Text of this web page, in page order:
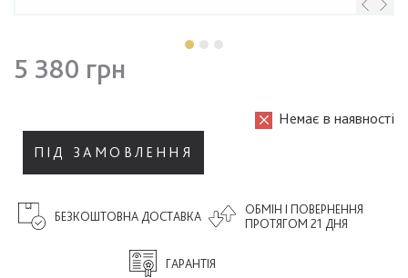
5 380 грн
Немає в наявності
ПІД ЗАМОВЛЕННЯ
ОБМІН І ПОВЕРНЕННЯ
ПРОТЯГОМ 21 ДНЯ
ГАРАНТІЯ
БЕЗКОШТОВНА ДОСТАВКА